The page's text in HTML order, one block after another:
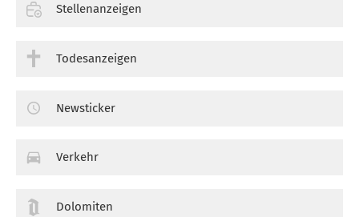
Stellenanzeigen
Todesanzeigen
Newsticker
Verkehr
Dolomiten